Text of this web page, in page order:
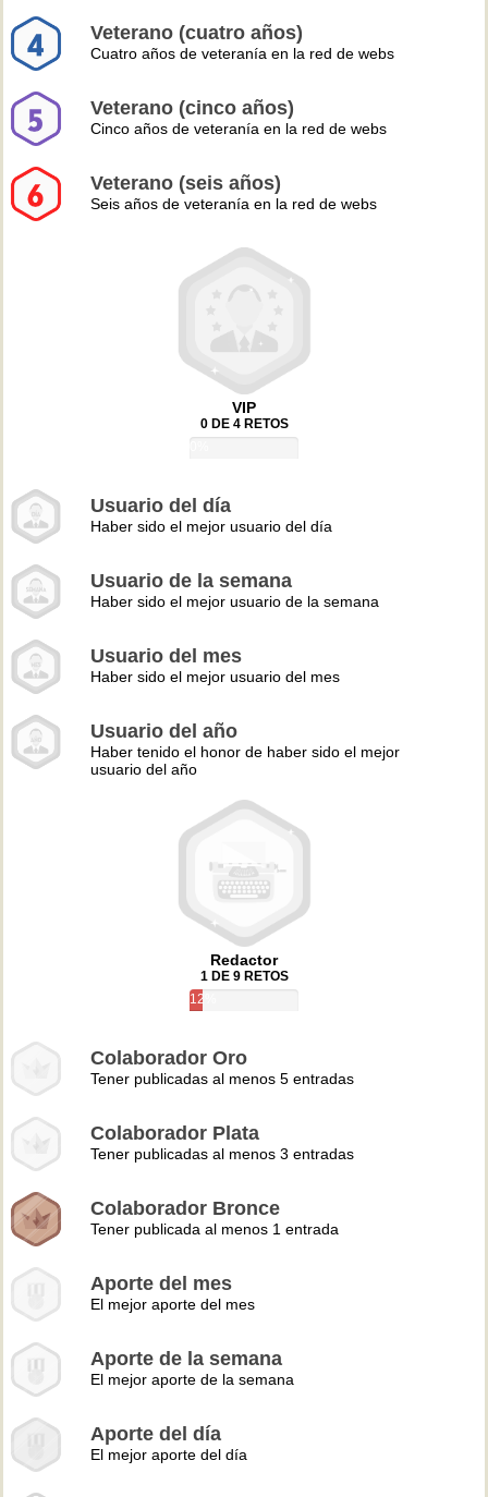
Veterano (cuatro años)
Cuatro años de veteranía en la red de webs
Veterano (cinco años)
Cinco años de veteranía en la red de webs
Veterano (seis años)
Seis años de veteranía en la red de webs
VIP
0 DE 4 RETOS
Usuario del día
Haber sido el mejor usuario del día
Usuario de la semana
Haber sido el mejor usuario de la semana
Usuario del mes
Haber sido el mejor usuario del mes
Usuario del año
Haber tenido el honor de haber sido el mejor
usuario del año
Redactor
1 DE 9 RETOS
12%
Colaborador Oro
Tener publicadas al menos 5 entradas
Colaborador Plata
Tener publicadas al menos 3 entradas
Colaborador Bronce
Tener publicada al menos 1 entrada
Aporte del mes
El mejor aporte del mes
Aporte de la semana
El mejor aporte de la semana
Aporte del día
El mejor aporte del día